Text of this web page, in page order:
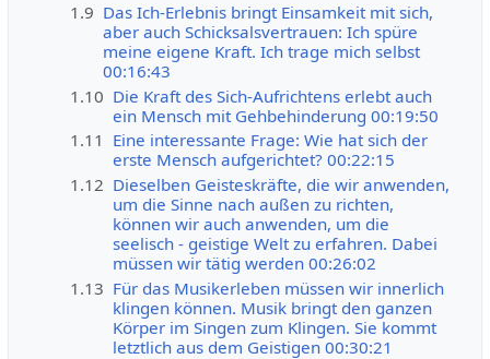
1.9 Das Ich-Erlebnis bringt Einsamkeit mit sich,
aber auch Schicksalsvertrauen: Ich spüre
meine eigene Kraft. Ich trage mich selbst
00:16:43
1.10 Die Kraft des Sich-Aufrichtens erlebt auch
ein Mensch mit Gehbehinderung 00:19:50
1.11 Eine interessante Frage: Wie hat sich der
erste Mensch aufgerichtet? 00:22:15
1.12 Dieselben Geisteskräfte, die wir anwenden,
um die Sinne nach außen zu richten,
können wir auch anwenden, um die
seelisch - geistige Welt zu erfahren. Dabei
müssen wir tätig werden 00:26:02
1.13 Für das Musikerleben müssen wir innerlich
klingen können. Musik bringt den ganzen
Körper im Singen zum Klingen. Sie kommt
letztlich aus dem Geistigen 00:30:21